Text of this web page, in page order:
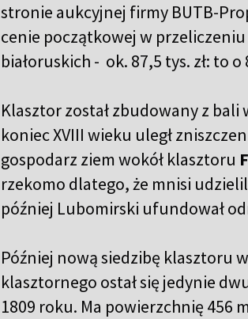
stronie aukcyjnej firmy BUTB-
cenie początkowej w
białoruskich - ok. 87,5 tys. zł: to
Klasztor został zbudowany z
koniec XVIII wieku uległ
gospodarz ziem wokół klasztoru
rzekomo dlatego, że mnisi
później Lubomirski ufundował
Później nową siedzibę klasztoru
klasztornego ostał się jedynie
1809 roku. Ma powierzchnię 456